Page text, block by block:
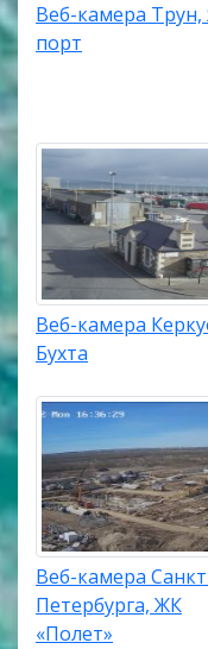
Веб-камера Трун,
порт
Веб-камера
Бухта
Веб-камера
Петербурга, ЖК
«Полет»